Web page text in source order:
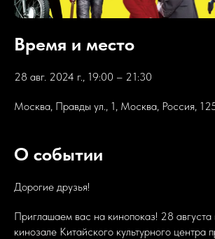
Время и место
28 авг. 2024 г., 19:00 – 21:30
Москва, Правды ул., 1, Москва, Россия,
О событии
Дорогие друзья!
Приглашаем вас на кинопоказ! 28 августа
кинозале Китайского культурного центра